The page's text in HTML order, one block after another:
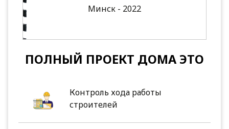
Минск - 2022
ПОЛНЫЙ ПРОЕКТ ДОМА ЭТО
Контроль хода работы
строителей